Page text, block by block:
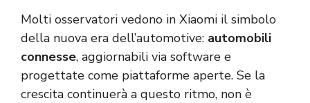
Molti osservatori vedono in Xiaomi il simbolo
della nuova era dell’automotive: automobili
connesse, aggiornabili via software e
progettate come piattaforme aperte. Se la
crescita continuerà a questo ritmo, non è